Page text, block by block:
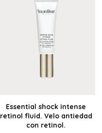
Essential shock intense
retinol fluid. Velo antiedad
con retinol.